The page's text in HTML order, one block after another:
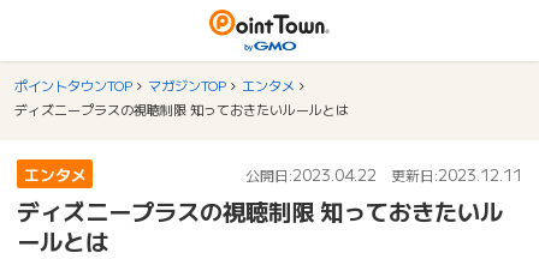
ポイントタウンTOP マガジンTOP
エンタメ
ディズニープラスの視聴制限 知っておきたいルールとは
エンタメ 公開日:2023.04.22 更新日:2023.12.11
ディズニープラスの視聴制限 知っておきたいル
ールとは